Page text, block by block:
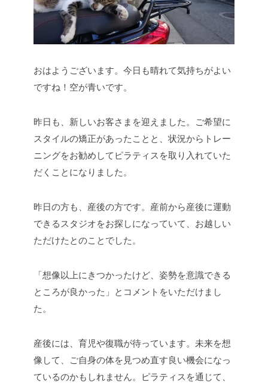
おはようございます。今日も晴れて気持ちがよい
ですね！空が青いです。
昨日も、新しいお客さまを迎えました。ご希望に
スタイルの矯正があったことと、状況からトレー
ニングをお勧めしてピラティスを取り入れていた
だくことになりました。
昨日の方も、産後の方です。産前から産後に運動
できるスタジオをお探しになっていて、お越しい
ただけたとのことでした。
「想像以上にきつかったけど、姿勢を意識できる
ところが良かった」とコメントをいただけまし
た。
産後には、育児や復職が待っています。未来を想
像して、ご自身の体を見つめ直す良い機会になっ
ているのかもしれません。ピラティスを通じて、